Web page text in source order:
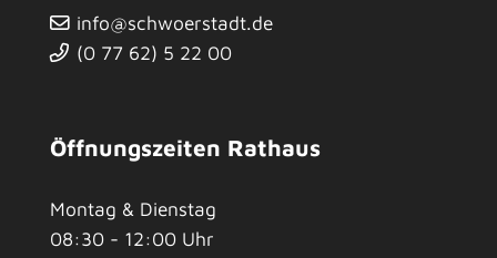
info@schwoerstadt.de
(0 77 62) 5 22 00
Öffnungszeiten Rathaus
Montag & Dienstag
08:30 - 12:00 Uhr